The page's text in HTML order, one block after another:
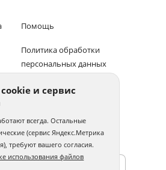
Помощь
Политика обработки
персональных данных
и сервис
всегда. Остальные
(сервис Яндекс.Метрика
требуют вашего согласия.
использования файлов